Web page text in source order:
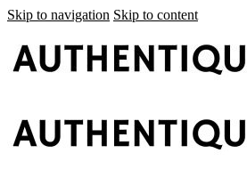
Skip to navigation Skip to content